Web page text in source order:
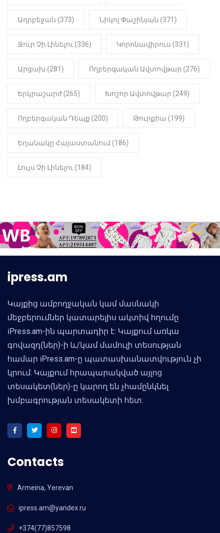
Ադրբեջան (373) Նիկոլ Փաշինյան (371)
Ջուր Չի Լինելու (336) Կորոնավիրուս (331)
Արցախ (281) Ողբերգական Ավտովթար (276)
Երկրաշարժ (265) Խոշոր Ավտովթար (249)
Ողբերգական Դեպք (200) Թուրքիա (199)
Եղանակը Հայաստանում (186)
Լույս Չի Լինելու (184)
ipress.am
Կայքից ամբողջական կամ մասնակի
մեջբերումներ կատարելիս ակտիվ հղումը
iPress.am-ին պարտադիր է: Կայքում առկա
գովազդ(ներ)-ի և/կամ մամուլի տեսության
համար iPress.am-ը պատասխանատվություն չի
կրում: Կայքում հրապարակված այլոց
տեսակետ(ներ)-ը կարող են չհամընկնել
խմբագրության տեսակետի հետ:
Contacts
Armeina, Yerevan
ipress.am@yandex.ru
+374(77)857598